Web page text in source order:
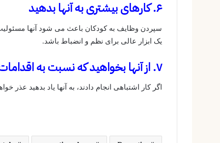
۶. کارهای بیشتری به آنها بدهید
سپردن وظایف به کودکان باعث می شود آنها مسئولیت
یک ابزار عالی برای نظم و انضباط باشد.
۷. از آنها بخواهید که نسبت به اقدامات خود مسئولیت پذیر باشند
اگر کار اشتباهی انجام دادند، به آنها یاد بدهید عذر